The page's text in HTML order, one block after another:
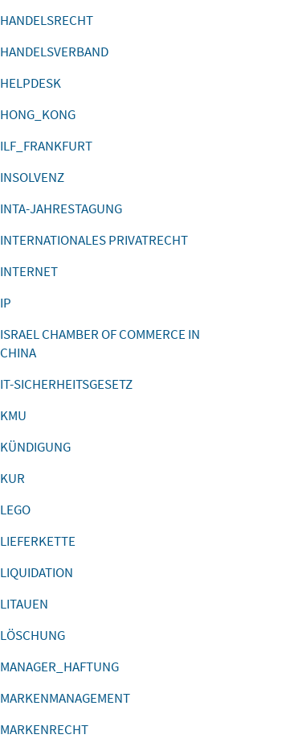
HANDELSRECHT
HANDELSVERBAND
HELPDESK
HONG_KONG
ILF_FRANKFURT
INSOLVENZ
INTA-JAHRESTAGUNG
INTERNATIONALES PRIVATRECHT
INTERNET
IP
ISRAEL CHAMBER OF COMMERCE IN
CHINA
IT-SICHERHEITSGESETZ
KMU
KÜNDIGUNG
KUR
LEGO
LIEFERKETTE
LIQUIDATION
LITAUEN
LÖSCHUNG
MANAGER_HAFTUNG
MARKENMANAGEMENT
MARKENRECHT